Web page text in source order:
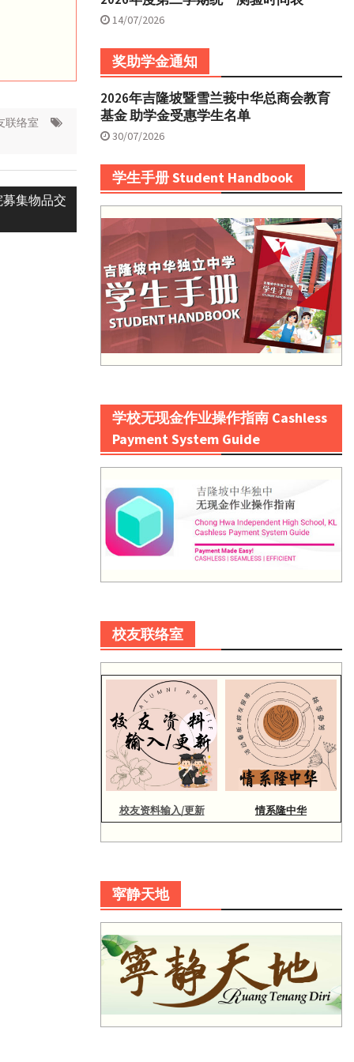
联络室
集物品交
14/07/2026
奖助学金通知
2026年吉隆坡暨雪兰莪中华总商会教育
基金 助学金受惠学生名单
30/07/2026
学生手册 Student Handbook
学校无现金作业操作指南 Cashless
Payment System Guide
校友联络室
校友资料输入/更新 情系隆中华
寜静天地